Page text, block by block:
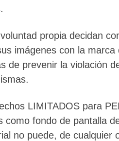
propia decidan
imágenes con la
de prevenir la violación
LIMITADOS para
como fondo de pantalla
no puede, de cualquier